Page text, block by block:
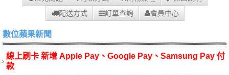
配送方式
訂單查詢 會員中心
數位蘋果新聞
線上刷卡 新增 Apple Pay、Google Pay、Samsung Pay 付
款